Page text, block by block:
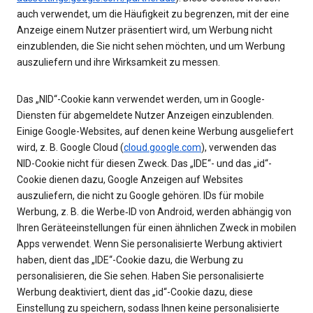
auch verwendet, um die Häufigkeit zu begrenzen, mit der eine
Anzeige einem Nutzer präsentiert wird, um Werbung nicht
einzublenden, die Sie nicht sehen möchten, und um Werbung
auszuliefern und ihre Wirksamkeit zu messen.
Das „NID“-Cookie kann verwendet werden, um in Google-
Diensten für abgemeldete Nutzer Anzeigen einzublenden.
Einige Google-Websites, auf denen keine Werbung ausgeliefert
wird, z. B. Google Cloud (cloud.google.com), verwenden das
NID-Cookie nicht für diesen Zweck. Das „IDE“- und das „id“-
Cookie dienen dazu, Google Anzeigen auf Websites
auszuliefern, die nicht zu Google gehören. IDs für mobile
Werbung, z. B. die Werbe‑ID von Android, werden abhängig von
Ihren Geräteeinstellungen für einen ähnlichen Zweck in mobilen
Apps verwendet. Wenn Sie personalisierte Werbung aktiviert
haben, dient das „IDE“-Cookie dazu, die Werbung zu
personalisieren, die Sie sehen. Haben Sie personalisierte
Werbung deaktiviert, dient das „id“-Cookie dazu, diese
Einstellung zu speichern, sodass Ihnen keine personalisierte